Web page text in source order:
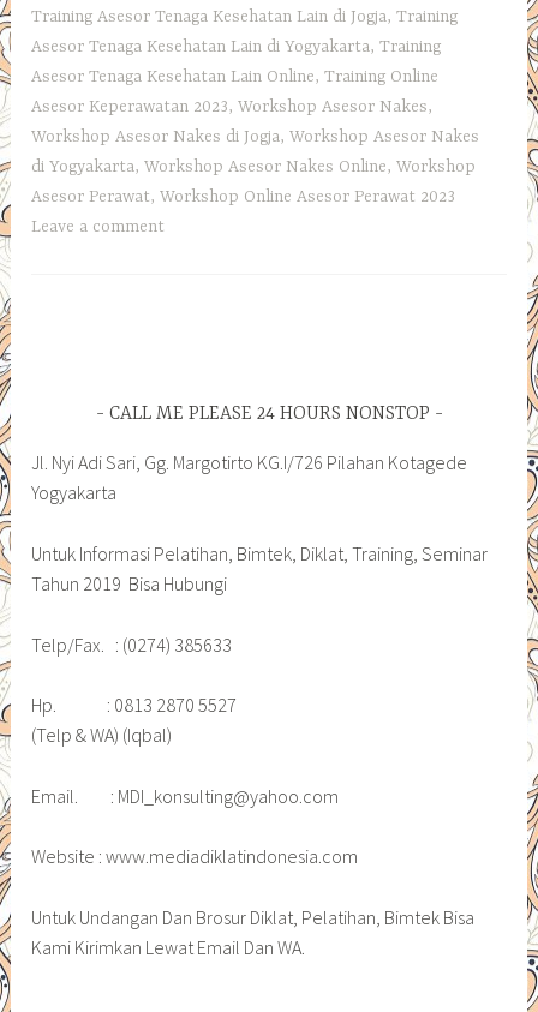
Training Asesor Tenaga Kesehatan Lain di Jogja,Training
Asesor Tenaga Kesehatan Lain di Yogyakarta,Training
Asesor Tenaga Kesehatan Lain Online,Training Online
Asesor Keperawatan 2023,Workshop Asesor Nakes,
Workshop Asesor Nakes di Jogja,Workshop Asesor Nakes
di Yogyakarta,Workshop Asesor Nakes Online,Workshop
Asesor Perawat,Workshop Online Asesor Perawat 2023
Leave a comment
CALL ME PLEASE 24 HOURS NONSTOP
Jl. Nyi Adi Sari, Gg. Margotirto KG.I/726 Pilahan Kotagede
Yogyakarta
Untuk Informasi Pelatihan, Bimtek, Diklat, Training, Seminar
Tahun 2019 Bisa Hubungi
Telp/Fax. : (0274) 385633
Hp. : 0813 2870 5527
(Telp & WA) (Iqbal)
Email. : MDI_konsulting@yahoo.com
Website : www.mediadiklatindonesia.com
Untuk Undangan Dan Brosur Diklat, Pelatihan, Bimtek Bisa
Kami Kirimkan Lewat Email Dan WA.